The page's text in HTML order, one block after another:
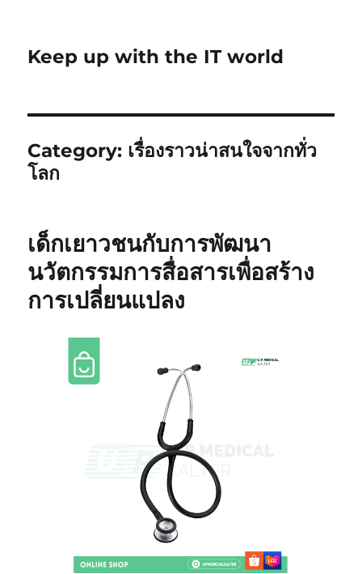
Keep up with the IT world
Category: เรื่องราวน่าสนใจจากทั่ว
โลก
เด็กเยาวชนกับการพัฒนา
นวัตกรรมการสื่อสารเพื่อสร้าง
การเปลี่ยนแปลง